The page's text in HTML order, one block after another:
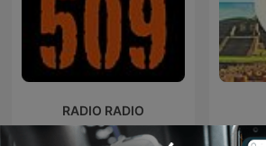
RADIO RADIO